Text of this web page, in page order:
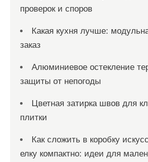
проверок и споров
Какая кухня лучше:
заказ
Алюминиевое остекление
защиты от непогоды
Цветная затирка швов для
плитки
Как сложить в коробку
елку компактно: идеи для